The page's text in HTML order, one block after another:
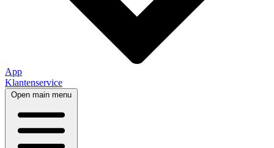
App
Klantenservice
Open main menu